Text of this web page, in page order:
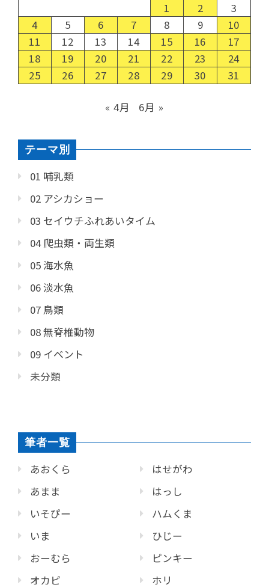
1
2
3
4
5 6 7 8 9
10
11
12 13 14 15 16
17
18
19 20 21 22 23
24
25
26 27 28 29 30 31
« 4月 6月 »
テーマ別
01 哺乳類
02 アシカショー
03 セイウチふれあいタイム
04 爬虫類・両生類
05 海水魚
06 淡水魚
07 鳥類
08 無脊椎動物
09 イベント
未分類
筆者一覧
あおくら
あまま
いそぴー
いま
おーむら
オカピ
はせがわ
はっし
ハムくま
ひじー
ピンキー
ホリ